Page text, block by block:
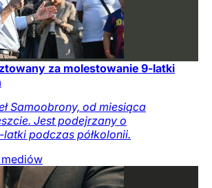
za molestowanie 9-latki
Samoobrony, od miesiąca
Jest podejrzany o
podczas półkolonii.